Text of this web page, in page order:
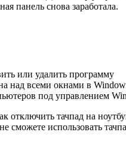
панель снова заработала.
или удалить программу
над всеми окнами в
под управлением
тачпад на
сможете использовать